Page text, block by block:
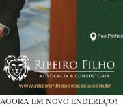
AGORA EM NOVO ENDEREÇO!